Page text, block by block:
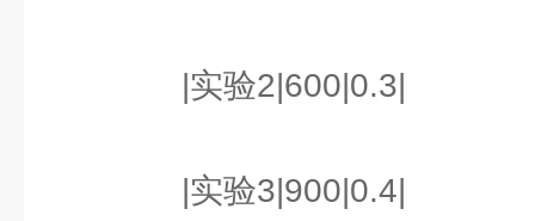
|实验2|600|0.3|
|实验3|900|0.4|